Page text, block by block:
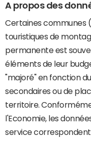
A propos des
Certaines communes
touristiques de
permanente est
éléments de leur
"majoré" en fonction
secondaires ou de
territoire.
l'Economie, les
service